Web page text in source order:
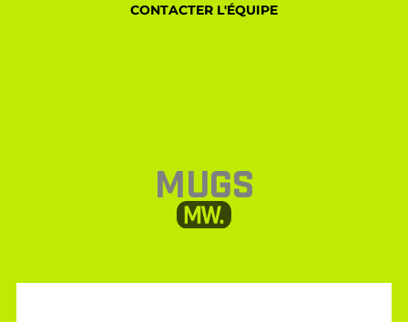
CONTACTER L'ÉQUIPE
MUGS